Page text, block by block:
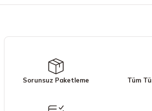
Ürün açıklamasında eksik bilgiler bulunuyor.
Ürün bilgilerinde hatalar bulunuyor.
Bu ürüne benzer farklı alternatifler olmalı.
Sorunsuz Paketleme Tüm